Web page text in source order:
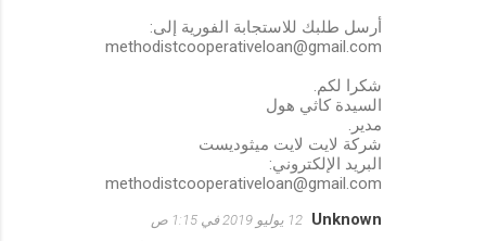
أرسل طلبك للاستجابة الفورية إلى:
methodistcooperativeloan@gmail.com
شكرا لكم.
السيدة كاثي هول
مدير.
شركة لايت لايت ميثوديست
البريد الإلكتروني:
methodistcooperativeloan@gmail.com
Unknown 12 يوليو 2019 في 1:15 ص